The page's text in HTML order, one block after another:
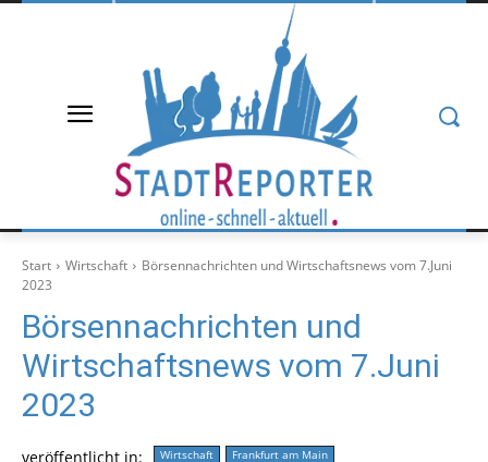
Start Wirtschaft
Börsennachrichten und Wirtschaftsnews vom 7.Juni
2023
Börsennachrichten und
Wirtschaftsnews vom 7.Juni
2023
veröffentlicht in: Wirtschaft Frankfurt am Main